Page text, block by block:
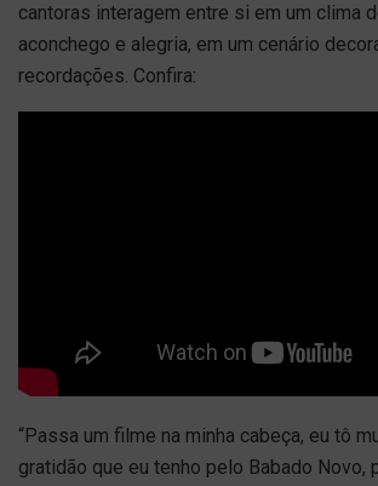
cantoras interagem entre si em um clima
aconchego e alegria, em um cenário
recordações. Confira:
“Passa um filme na minha cabeça, eu tô
gratidão que eu tenho pelo Babado Novo,